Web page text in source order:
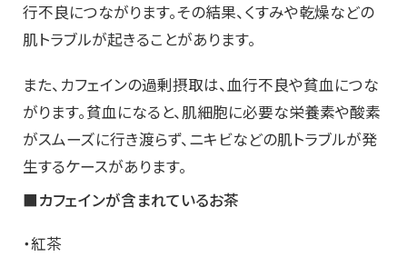
行不良につながります。その結果、くすみや乾燥などの
肌トラブルが起きることがあります。
また、カフェインの過剰摂取は、血行不良や貧血につな
がります。貧血になると、肌細胞に必要な栄養素や酸素
がスムーズに行き渡らず、ニキビなどの肌トラブルが発
生するケースがあります。
■カフェインが含まれているお茶
・紅茶